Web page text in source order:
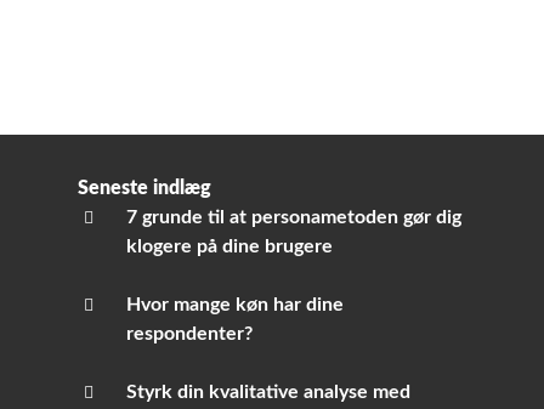
Seneste indlæg
7 grunde til at personametoden gør dig
klogere på dine brugere
Hvor mange køn har dine
respondenter?
Styrk din kvalitative analyse med